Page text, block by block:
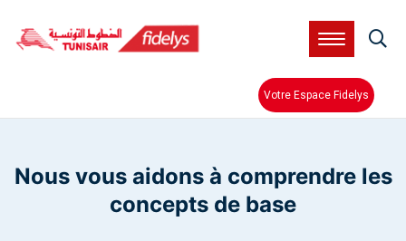
Votre Espace Fidelys
Nous vous aidons à comprendre les
concepts de base